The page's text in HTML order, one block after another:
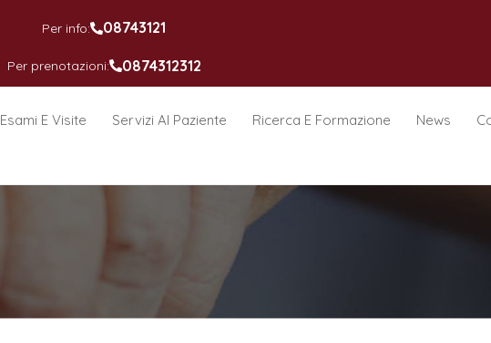
Per info: 08743121
Per prenotazioni: 0874312312
Esami E Visite Servizi Al Paziente Ricerca E Formazione News